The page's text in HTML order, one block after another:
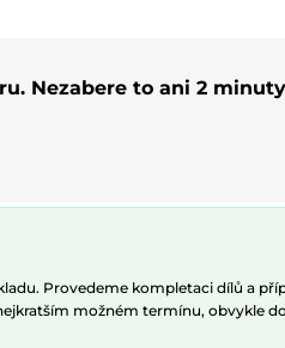
Nezabere to ani 2
Provedeme kompletaci dílů a
možném termínu, obvykle